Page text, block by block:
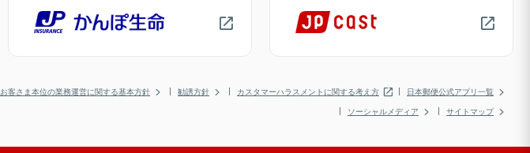
お客さま本位の業務運営に関する基本方針 勧誘方針 カスタマーハラスメントに関する考え方
日本郵便公式アプリ一覧
ソーシャルメディア
サイトマップ